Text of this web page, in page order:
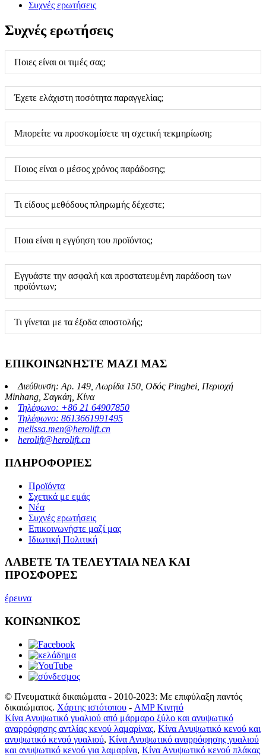
Συχνές ερωτήσεις
Συχνές ερωτήσεις
Ποιες είναι οι τιμές σας;
Έχετε ελάχιστη ποσότητα παραγγελίας;
Μπορείτε να προσκομίσετε τη σχετική τεκμηρίωση;
Ποιος είναι ο μέσος χρόνος παράδοσης;
Τι είδους μεθόδους πληρωμής δέχεστε;
Ποια είναι η εγγύηση του προϊόντος;
Εγγυάστε την ασφαλή και προστατευμένη παράδοση των
προϊόντων;
Τι γίνεται με τα έξοδα αποστολής;
ΕΠΙΚΟΙΝΩΝΗΣΤΕ ΜΑΖΙ ΜΑΣ
Διεύθυνση: Αρ. 149, Λωρίδα 150, Οδός Pingbei, Περιοχή
Minhang, Σαγκάη, Κίνα
Τηλέφωνο: +86 21 64907850
Τηλέφωνο: 8613661991495
melissa.men@herolift.cn
herolift@herolift.cn
ΠΛΗΡΟΦΟΡΙΕΣ
Προϊόντα
Σχετικά με εμάς
Νέα
Συχνές ερωτήσεις
Επικοινωνήστε μαζί μας
Ιδιωτική Πολιτική
ΛΑΒΕΤΕ ΤΑ ΤΕΛΕΥΤΑΙΑ ΝΕΑ ΚΑΙ
ΠΡΟΣΦΟΡΕΣ
έρευνα
ΚΟΙΝΩΝΙΚΟΣ
© Πνευματικά δικαιώματα - 2010-2023: Με επιφύλαξη παντός
δικαιώματος. Χάρτης ιστότοπου - AMP Κινητό
Κίνα Ανυψωτικό γυαλιού από μάρμαρο ξύλο και ανυψωτικό
αναρρόφησης αντλίας κενού λαμαρίνας, Κίνα Ανυψωτικό κενού και
ανυψωτικό κενού γυαλιού, Κίνα Ανυψωτικό αναρρόφησης γυαλιού
και ανυψωτικό κενού για λαμαρίνα, Κίνα Ανυψωτικό κενού πλάκας